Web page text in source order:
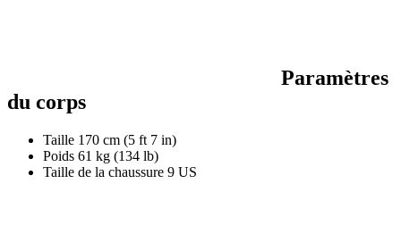
Paramètres
du corps
Taille 170 cm (5 ft 7 in)
Poids 61 kg (134 lb)
Taille de la chaussure 9 US